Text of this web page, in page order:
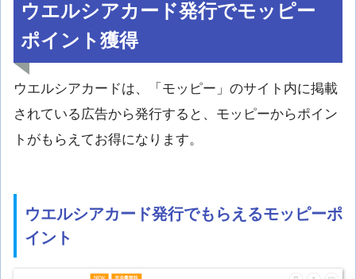
ウエルシアカード発行でモッピー
ポイント獲得
ウエルシアカードは、「モッピー」のサイト内に掲載
されている広告から発行すると、モッピーからポイン
トがもらえてお得になります。
ウエルシアカード発行でもらえるモッピーポ
イント